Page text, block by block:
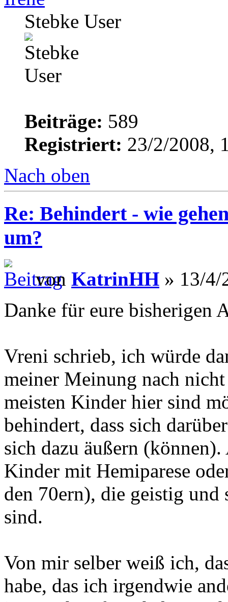
Stebke User
Beiträge: 589
Registriert: 23/2/2008,
Nach oben
Re: Behindert - wie
um?
von KatrinHH » 13/4/
Danke für eure bisherigen
Vreni schrieb, ich würde
meiner Meinung nach
meisten Kinder hier sind
behindert, dass sich
sich dazu äußern
Kinder mit Hemiparese
den 70ern), die geistig
sind.
Von mir selber weiß ich,
habe, das ich irgendwie